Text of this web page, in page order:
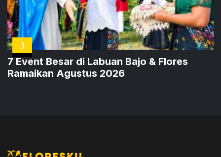
3
7 Event Besar di Labuan Bajo & Flores
Ramaikan Agustus 2026